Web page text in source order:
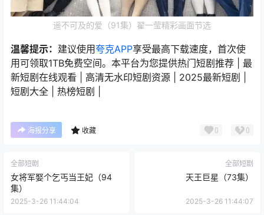
遥不可及的爱（91集）翟一莹精彩画面节选
温馨提示： 建议使用夸克APP享受最高下载速度，首次使
用可领取1TB免费空间。本平台为您提供热门短剧推荐 | 最
新短剧在线观看 | 高清无水印短剧资源 | 2025最新短剧 |
短剧大全 | 热榜短剧 |
海报分享 收藏 0 0
全部短剧
女将军娶个乞丐当王妃（94
集）
2025-3-26 11:44:04
全部短剧
天王巨星（73集）
2025-3-26 11:44:07